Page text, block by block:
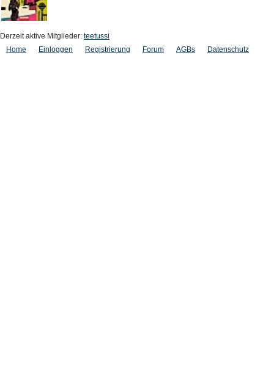
Derzeit aktive Mitglieder: teetussi
Home
Einloggen Registrierung Forum AGBs Datenschutz